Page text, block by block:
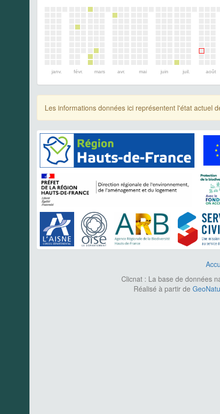
janv. févr. mars avr. mai juin juil. août
Les informations données ici représentent l'état actuel
Clicnat : La base de données
Réalisé à partir de